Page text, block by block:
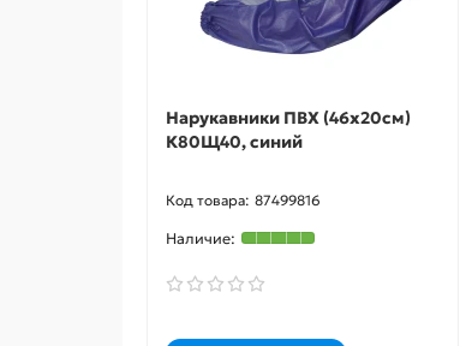
Нарукавники ПВХ (46х20см)
К80Щ40, синий
87499816